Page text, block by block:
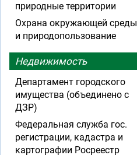
природные территории
Охрана окружающей среды
и природопользование
Недвижимость
Департамент городского
имущества (объединено с
ДЗР)
Федеральная служба гос.
регистрации, кадастра и
картографии Росреестр